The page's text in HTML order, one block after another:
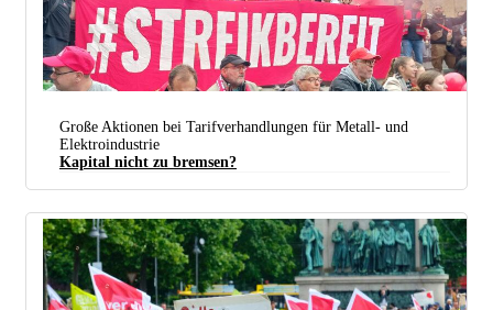
Die Friedenspflicht endet vor der nächsten Verhandlungsrunde (Ludwigsburg, 15. Oktober 2024).
(Foto: Christa Hourani)
Große Aktionen bei Tarifverhandlungen für Metall- und
Elektroindustrie
Kapital nicht zu bremsen?